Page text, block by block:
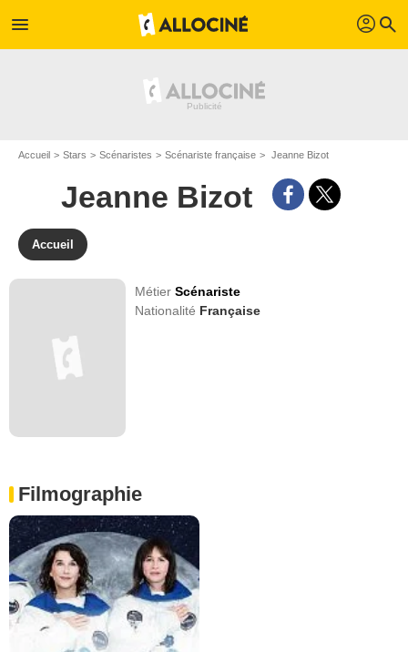
menu profil search
Accueil Stars Scénaristes Scénariste française Jeanne Bizot
Jeanne Bizot
Accueil
MétierScénariste
Nationalité Française
Filmographie